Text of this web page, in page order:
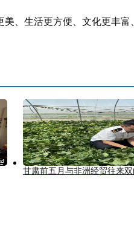
生活更方便、文化更丰
甘肃前五月与非洲经贸往来双